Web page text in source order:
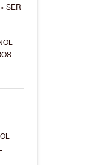
SER